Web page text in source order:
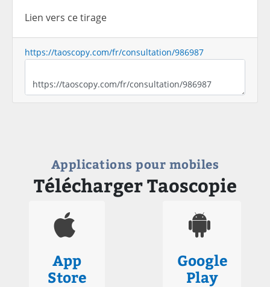
Lien vers ce tirage
https://taoscopy.com/fr/consultation/986987
Applications pour mobiles
Télécharger Taoscopie
App
Store
Google
Play